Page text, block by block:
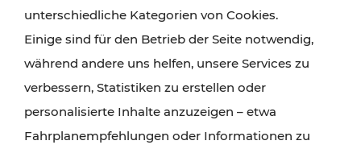
Radtouren oder purer Naturgenuss – viele
Attraktionen sind mit den Ticket- und Fahrplan-
Angeboten des VOR gut und schnell erreichbar.
unterschiedliche Kategorien von Cookies.
Einige sind für den Betrieb der Seite notwendig,
während andere uns helfen, unsere Services zu
verbessern, Statistiken zu erstellen oder
personalisierte Inhalte anzuzeigen – etwa
Fahrplanempfehlungen oder Informationen zu